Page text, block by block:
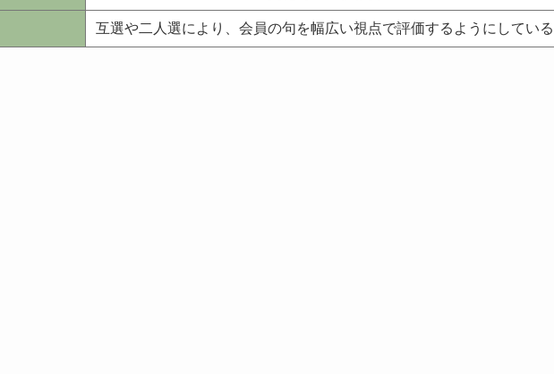
互選や二人選により、会員の句を幅広い視点で評価するようにしてい